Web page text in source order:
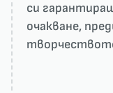
си
очакване,